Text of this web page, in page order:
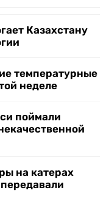
Казахстану
температурные
неделе
поймали
на катерах